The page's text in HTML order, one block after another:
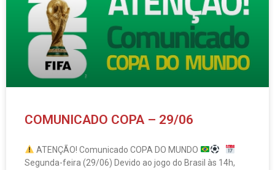
COMUNICADO COPA – 29/06
ATENÇÃO! Comunicado COPA DO MUNDO
Segunda-feira (29/06) Devido ao jogo do Brasil às 14h,